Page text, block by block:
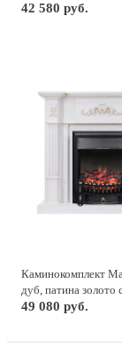
Brass
42 580 руб.
Каминокомплект
дуб, патина золото
Fobos FX Black
49 080 руб.